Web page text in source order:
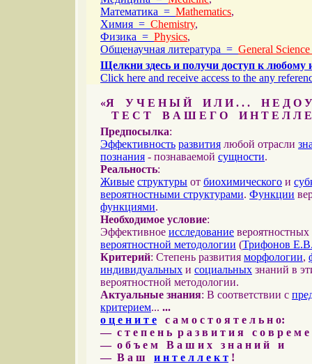
Математика = Mathematics,
Химия = Chemistry,
Физика = Physics,
Общенаучная литература = General
Щелкни здесь и получи доступ к любому
Click here and receive access to the any
«Я У Ч Е Н Ы Й И Л И . . . Н Е Д О У
Т Е С Т В А Ш Е Г О И Н Т Е Л Л Е
Предпосылка:
Эффективность развития любой отрасли
познания - познаваемой сущности.
Реальность:
Живые структуры от биохимического и
вероятностными структурами. Функции
функциями.
Необходимое условие:
Эффективное исследование
вероятностной методологии (Трифонов
Критерий: Степень развития морфологии,
индивидуальных и социальных знаний в
вероятностной методологии.
Актуальные знания: В соответствии с
критерием... ...
о ц е н и т е с а м о с т о я т е л ь н о:
— с т е п е н ь р а з в и т и я с о в р е м
— о б ъ е м В а ш и х з н а н и й и
— В а ш и н т е л л е к т !